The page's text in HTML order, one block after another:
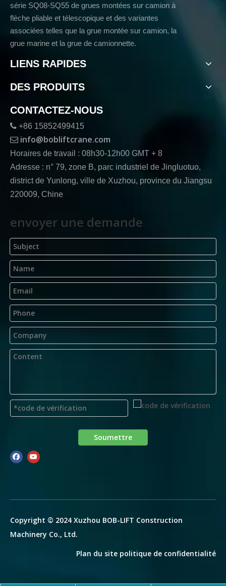
série SQ08-SQ55 de grues montées sur camion à
flèche pliable et télescopique et des variantes
associées telles que la grue montée sur camion, la
grue marine et la grue de camionnette.
LIENS RAPIDES
DES PRODUITS
CONTACTEZ-NOUS
 +86 15852499415
 info@bobliftcrane.com
Horaires de travail : 08h30-12h00 GMT + 8
Adresse : n° 79, zone B, parc industriel de Jingluotuo,
district de Yunlong, ville de Xuzhou, province du Jiangsu
220009, Chine
envoyer une demande
Soumettre
Copyright © 2024 Xuzhou BOB-LIFT Construction
Machinery Co., Ltd.
Plan du site politique de confidentialité